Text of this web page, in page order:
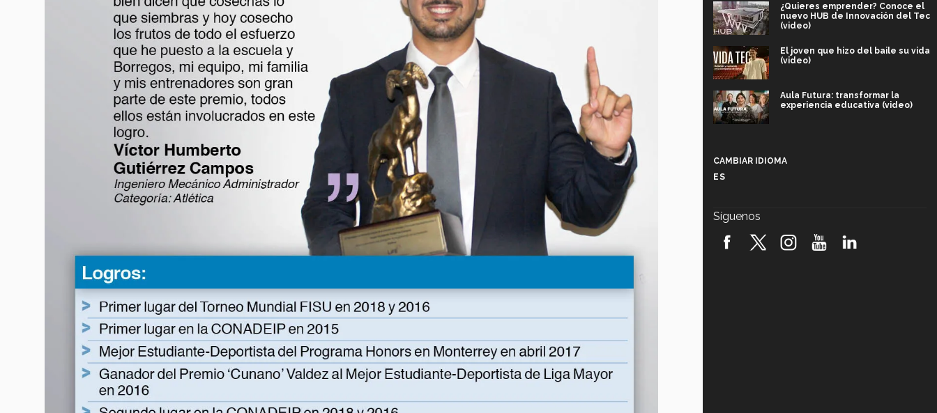
¿Quieres emprender? Conoce el
nuevo HUB de Innovación del Tec
(video)
El joven que hizo del baile su vida
(video)
Aula Futura: transformar la
experiencia educativa (video)
robótica FIRST 2026! (video)
CAMBIAR IDIOMA
ES
Síguenos